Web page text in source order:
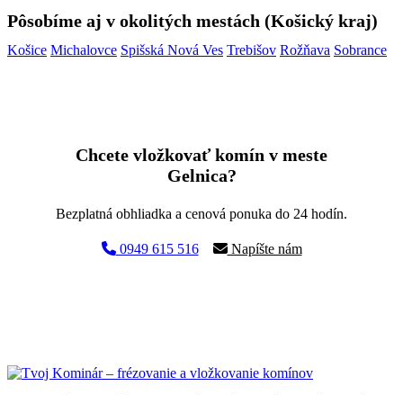
Pôsobíme aj v okolitých mestách (Košický kraj)
Košice Michalovce Spišská Nová Ves Trebišov Rožňava Sobrance
Chcete vložkovať komín v meste
Gelnica?
Bezplatná obhliadka a cenová ponuka do 24 hodín.
0949 615 516 Napíšte nám